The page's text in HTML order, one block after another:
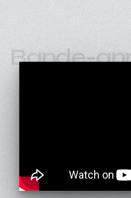
Bande-